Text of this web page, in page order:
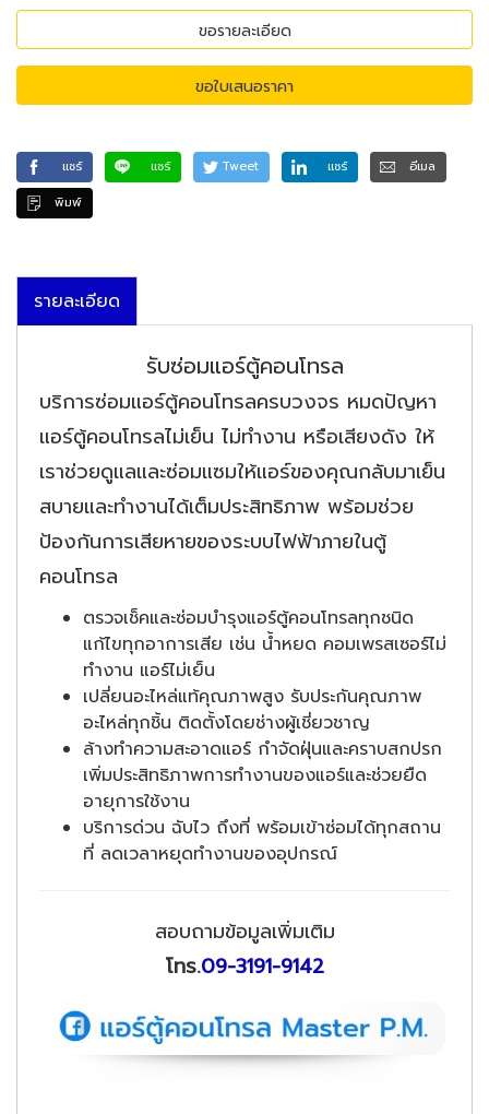
ขอรายละเอียด
ขอใบเสนอราคา
แชร์ แชร์ Tweet แชร์
อีเมล
พิมพ์
รายละเอียด
รับซ่อมแอร์ตู้คอนโทรล
บริการซ่อมแอร์ตู้คอนโทรลครบวงจร หมดปัญหา
แอร์ตู้คอนโทรลไม่เย็น ไม่ทำงาน หรือเสียงดัง ให้
เราช่วยดูแลและซ่อมแซมให้แอร์ของคุณกลับมาเย็น
สบายและทำงานได้เต็มประสิทธิภาพ พร้อมช่วย
ป้องกันการเสียหายของระบบไฟฟ้าภายในตู้
คอนโทรล
ตรวจเช็คและซ่อมบำรุงแอร์ตู้คอนโทรลทุกชนิด
แก้ไขทุกอาการเสีย เช่น น้ำหยด คอมเพรสเซอร์ไม่
ทำงาน แอร์ไม่เย็น
เปลี่ยนอะไหล่แท้คุณภาพสูง รับประกันคุณภาพ
อะไหล่ทุกชิ้น ติดตั้งโดยช่างผู้เชี่ยวชาญ
ล้างทำความสะอาดแอร์ กำจัดฝุ่นและคราบสกปรก
เพิ่มประสิทธิภาพการทำงานของแอร์และช่วยยืด
อายุการใช้งาน
บริการด่วน ฉับไว ถึงที่ พร้อมเข้าซ่อมได้ทุกสถาน
ที่ ลดเวลาหยุดทำงานของอุปกรณ์
สอบถามข้อมูลเพิ่มเติม
โทร.09-3191-9142